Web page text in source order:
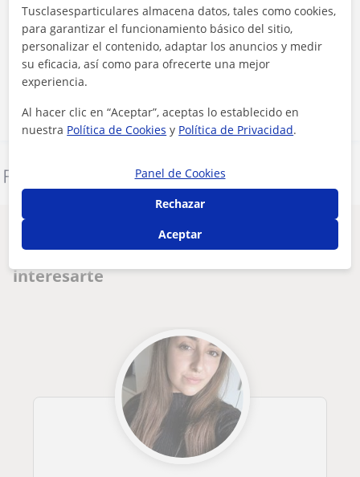
Al hacer clic, aceptas nuestroaviso legaly deprivacidad
Denunciar este perfil
Otros profesores de Matemáticas en
Palma de Mallorca que pueden
interesarte
Tusclasesparticulares almacena datos, tales como cookies,
para garantizar el funcionamiento básico del sitio,
personalizar el contenido, adaptar los anuncios y medir
su eficacia, así como para ofrecerte una mejor
experiencia.
Al hacer clic en “Aceptar”, aceptas lo establecido en
nuestra Política de Cookies y Política de Privacidad.
Panel de Cookies
Rechazar
Aceptar